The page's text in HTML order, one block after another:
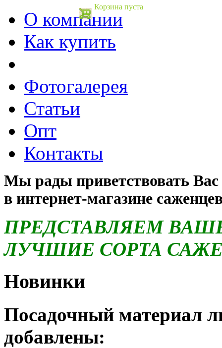
Корзина пуста
О компании
Как купить
Фотогалерея
Статьи
Опт
Контакты
Мы рады приветствовать Вас
в интернет-магазине
ПРЕДСТАВЛЯЕМ
ЛУЧШИЕ СОРТА
Новинки
Посадочный материал
добавлены: